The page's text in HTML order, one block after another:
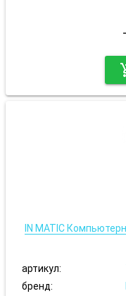
IN MATIC
артикул:
бренд: